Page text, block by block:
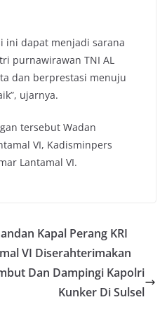
ini dapat menjadi sarana
purnawirawan TNI AL
dan berprestasi menuju
ujarnya.
tersebut Wadan
VI, Kadisminpers
Lantamal VI.
Kapal Perang KRI
VI Diserahterimakan
Dan Dampingi Kapolri
Kunker Di Sulsel